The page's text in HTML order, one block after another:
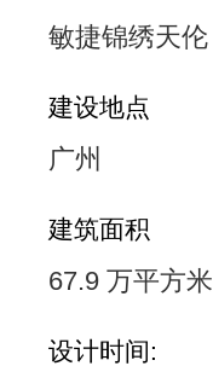
敏捷锦绣天伦
建设地点
广州
建筑面积
67.9 万平方米
设计时间: